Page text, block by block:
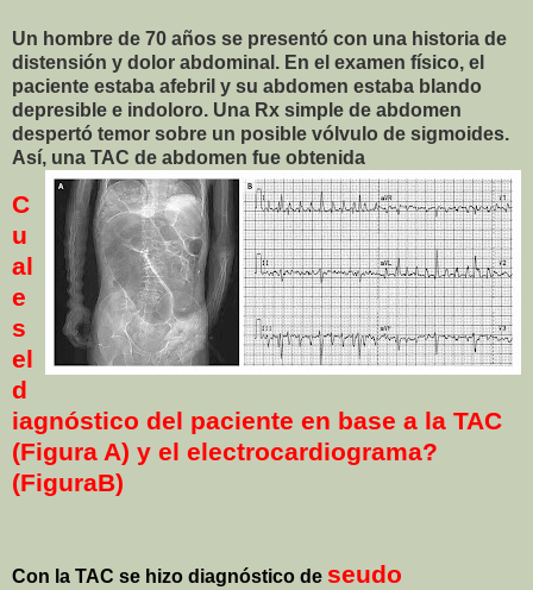
Un hombre de 70 años se presentó con una historia de
distensión y dolor abdominal. En el examen físico, el
paciente estaba afebril y su abdomen estaba blando
depresible e indoloro. Una Rx simple de abdomen
despertó temor sobre un posible vólvulo de sigmoides.
Así, una TAC de abdomen fue obtenida
C
u
al
e
s
el
d
iagnóstico del paciente en base a la TAC
(Figura A) y el electrocardiograma?
(FiguraB)
Con la TAC se hizo diagnóstico de seudo